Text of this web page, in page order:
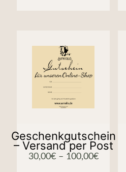
Geschenkgutschein
– Versand per Post
30,00€– 100,00€